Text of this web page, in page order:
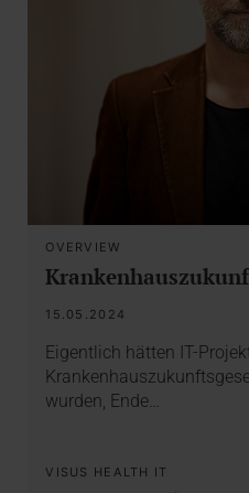
OVERVIEW
15.05.2024
Eigentlich hätten IT-
wurden, Ende…
VISUS HEALTH IT